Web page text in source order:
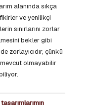
alanında sıkça
ve yenilikçi
sınırlarını zorlar
bekler gibi
zorlayıcıdır, çünkü
olmayabilir